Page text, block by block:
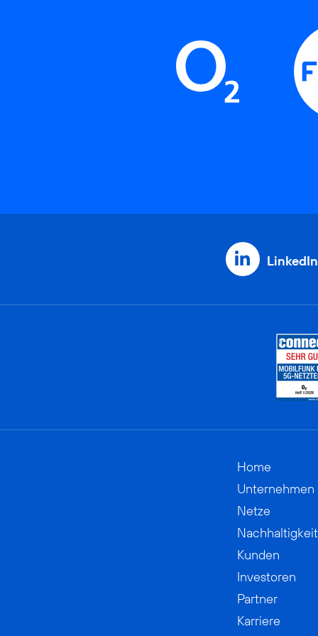
LinkedIn
Home
Unternehmen
Netze
Nachhaltigkeit
Kunden
Investoren
Partner
Karriere